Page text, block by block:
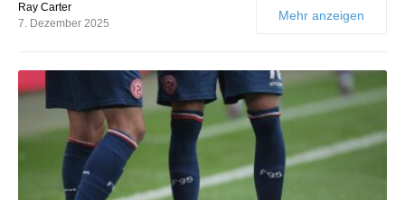
Ray Carter
7. Dezember 2025
Mehr anzeigen